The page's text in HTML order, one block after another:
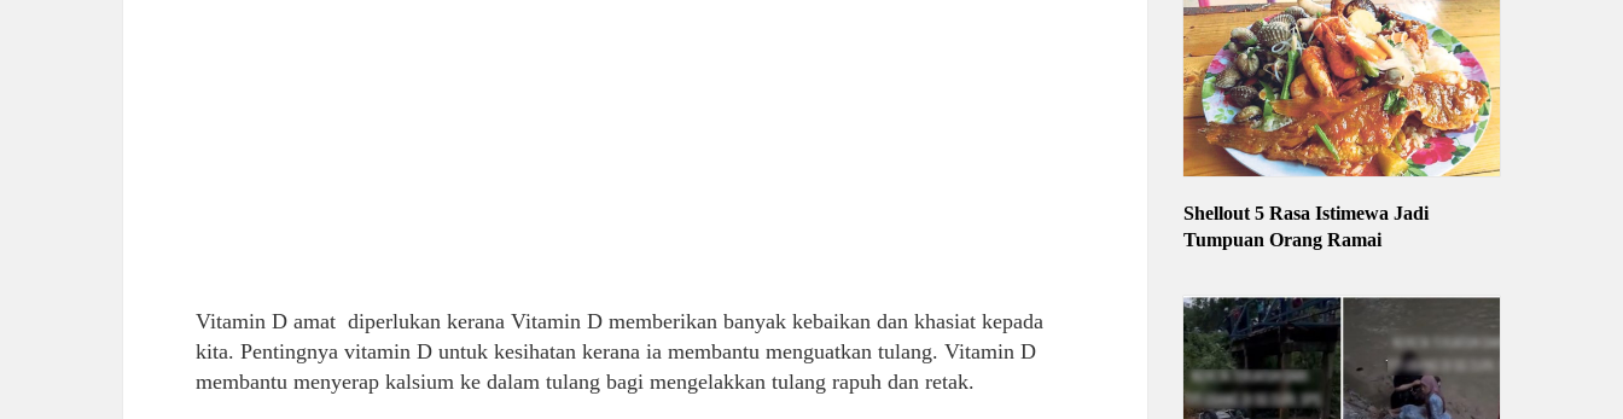
Vitamin D amat diperlukan kerana Vitamin D memberikan banyak kebaikan dan khasiat kepada
kita. Pentingnya vitamin D untuk kesihatan kerana ia membantu menguatkan tulang. Vitamin D
membantu menyerap kalsium ke dalam tulang bagi mengelakkan tulang rapuh dan retak.
Shellout 5 Rasa Istimewa Jadi
Tumpuan Orang Ramai